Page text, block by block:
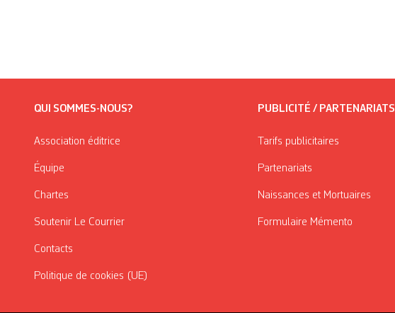
QUI SOMMES-NOUS?
Association éditrice
Équipe
Chartes
Soutenir Le Courrier
Contacts
Politique de cookies (UE)
PUBLICITÉ / PARTENARIATS
Tarifs publicitaires
Partenariats
Naissances et Mortuaires
Formulaire Mémento